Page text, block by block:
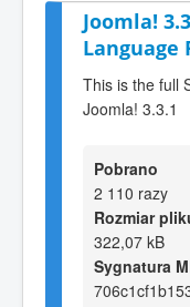
Joomla!
Language
This is the full
Joomla! 3.3.1
Pobrano
2 110 razy
Rozmiar
322,07 kB
Sygnatura